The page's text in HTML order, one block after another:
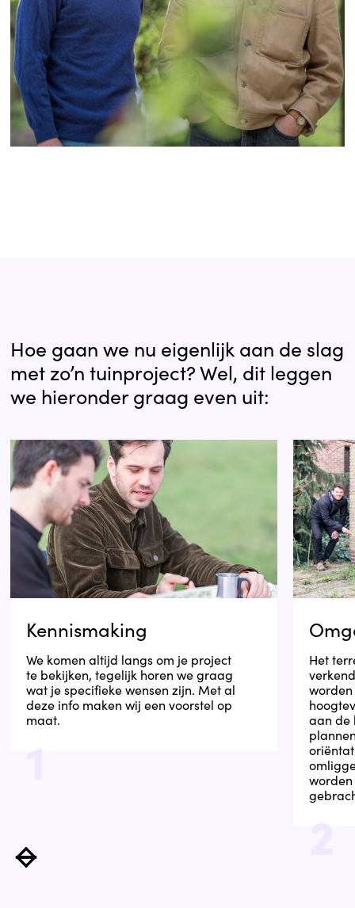
Hoe gaan we nu eigenlijk aan de slag
met zo’n tuinproject? Wel, dit leggen
we hieronder graag even uit:
Kennismaking
We komen altijd langs om je project
te bekijken, tegelijk horen we graag
wat je specifieke wensen zijn. Met al
deze info maken wij een voorstel op
maat.
Het
aan de